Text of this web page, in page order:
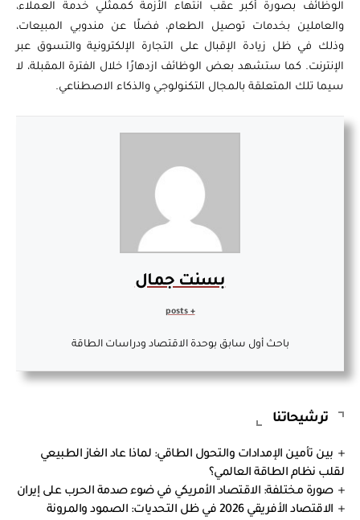
الوظائف بصورة أكبر عقب انتهاء الأزمة كممثلي خدمة العملاء،
والعاملين بخدمات توصيل الطعام، فضلًا عن مندوبي المبيعات،
وذلك في ظل زيادة الإقبال على التجارة الإلكترونية والتسوق عبر
الإنترنت. كما ستشهد بعض الوظائف ازدهارًا خلال الفترة المقبلة، لا
سيما تلك المتعلقة بالمجال التكنولوجي والذكاء الاصطناعي.
بسنت جمال
باحث أول سابق بوحدة الاقتصاد ودراسات الطاقة
ترشيحاتنا
بين تأمين الإمدادات والتحول الطاقي: لماذا عاد الغاز الطبيعي
لقلب نظام الطاقة العالمي؟
صورة مختلفة: الاقتصاد الأمريكي في ضوء صدمة الحرب على إيران
الاقتصاد الأفريقي 2026 في ظل التحديات: الصمود والمرونة